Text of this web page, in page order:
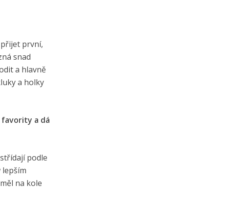
první,
snad
a hlavně
a holky
favority a dá
podle
na kole